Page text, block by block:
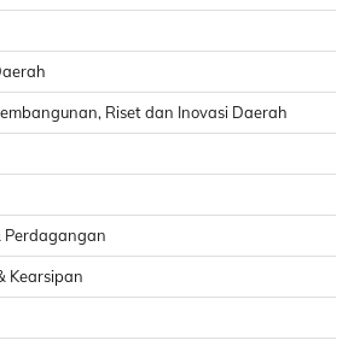
Riset dan Inovasi Daerah
Perdagangan
Kearsipan